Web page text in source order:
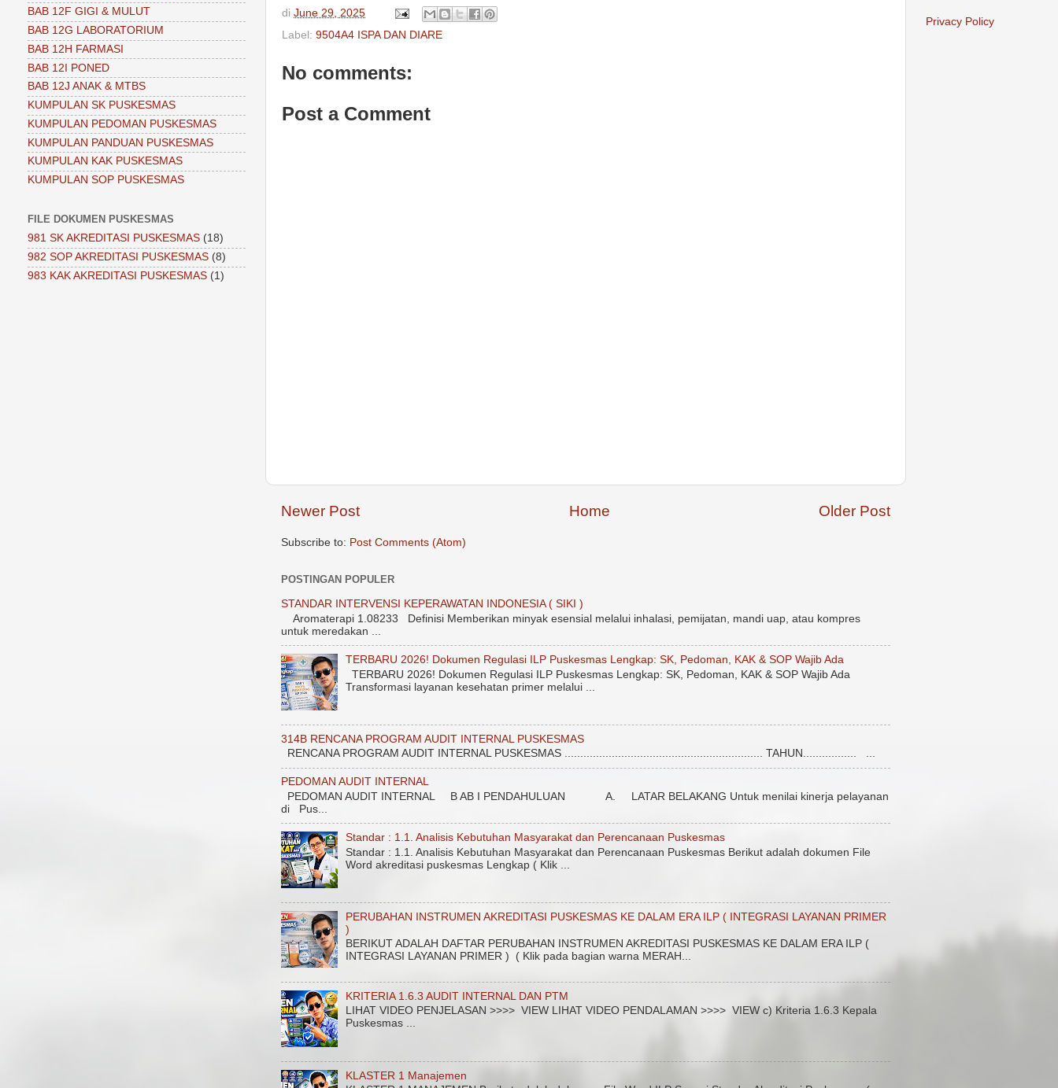
di June 29, 2025
Label: 9504A4 ISPA DAN DIARE
No comments:
Post a Comment
Newer Post Older Post
Home
Subscribe to: Post Comments (Atom)
POSTINGAN POPULER
STANDAR INTERVENSI KEPERAWATAN INDONESIA ( SIKI )
Aromaterapi 1.08233 Definisi Memberikan minyak esensial melalui inhalasi, pemijatan, mandi uap, atau kompres
untuk meredakan ...
TERBARU 2026! Dokumen Regulasi ILP Puskesmas Lengkap: SK, Pedoman, KAK & SOP Wajib Ada
TERBARU 2026! Dokumen Regulasi ILP Puskesmas Lengkap: SK, Pedoman, KAK & SOP Wajib Ada
Transformasi layanan kesehatan primer melalui ...
314B RENCANA PROGRAM AUDIT INTERNAL PUSKESMAS
RENCANA PROGRAM AUDIT INTERNAL PUSKESMAS ............................................................... TAHUN................. ...
PEDOMAN AUDIT INTERNAL
PEDOMAN AUDIT INTERNAL B AB I PENDAHULUAN A. LATAR BELAKANG Untuk menilai kinerja pelayanan
di Pus...
Standar : 1.1. Analisis Kebutuhan Masyarakat dan Perencanaan Puskesmas
Standar : 1.1. Analisis Kebutuhan Masyarakat dan Perencanaan Puskesmas Berikut adalah dokumen File
Word akreditasi puskesmas Lengkap ( Klik ...
PERUBAHAN INSTRUMEN AKREDITASI PUSKESMAS KE DALAM ERA ILP ( INTEGRASI LAYANAN PRIMER
)
BERIKUT ADALAH DAFTAR PERUBAHAN INSTRUMEN AKREDITASI PUSKESMAS KE DALAM ERA ILP (
INTEGRASI LAYANAN PRIMER ) ( Klik pada bagian warna MERAH...
KRITERIA 1.6.3 AUDIT INTERNAL DAN PTM
LIHAT VIDEO PENJELASAN >>>> VIEW LIHAT VIDEO PENDALAMAN >>>> VIEW c) Kriteria 1.6.3 Kepala
Puskesmas ...
KLASTER 1 Manajemen
BAB 12F GIGI & MULUT
BAB 12G LABORATORIUM
BAB 12H FARMASI
BAB 12I PONED
BAB 12J ANAK & MTBS
KUMPULAN SK PUSKESMAS
KUMPULAN PEDOMAN PUSKESMAS
KUMPULAN PANDUAN PUSKESMAS
KUMPULAN KAK PUSKESMAS
KUMPULAN SOP PUSKESMAS
FILE DOKUMEN PUSKESMAS
981 SK AKREDITASI PUSKESMAS (18)
982 SOP AKREDITASI PUSKESMAS (8)
983 KAK AKREDITASI PUSKESMAS (1)
Privacy Policy